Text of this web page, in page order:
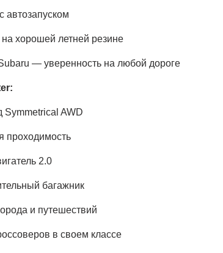
автозапуском
хорошей летней резине
— уверенность на любой дороге
AWD
проходимость
2.0
багажник
и путешествий
в своем классе